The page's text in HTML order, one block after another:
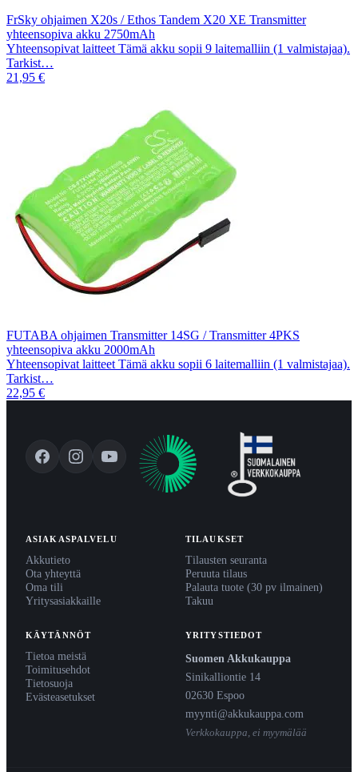
FrSky ohjaimen X20s / Ethos Tandem X20 XE Transmitter
yhteensopiva akku 2750mAh
Yhteensopivat laitteet Tämä akku sopii 9 laitemalliin (1 valmistajaa).
Tarkist…
21,95 €
FUTABA ohjaimen Transmitter 14SG / Transmitter 4PKS
yhteensopiva akku 2000mAh
Yhteensopivat laitteet Tämä akku sopii 6 laitemalliin (1 valmistajaa).
Tarkist…
22,95 €
ASIAKASPALVELU
Akkutieto
Ota yhteyttä
Oma tili
Yritysasiakkaille
TILAUKSET
Tilausten seuranta
Peruuta tilaus
Palauta tuote (30 pv ilmainen)
Takuu
KÄYTÄNNÖT
Tietoa meistä
Toimitusehdot
Tietosuoja
Evästeasetukset
YRITYSTIEDOT
Suomen Akkukauppa
Sinikalliontie 14
02630 Espoo
myynti@akkukauppa.com
Verkkokauppa, ei myymälää